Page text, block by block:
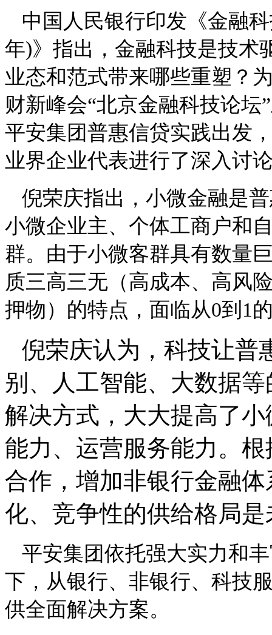
中国人民银行印发《金融
年)》指出，金融科技是技术
业态和范式带来哪些重塑？
财新峰会“北京金融科技论
平安集团普惠信贷实践出发
业界企业代表进行了深入讨
倪荣庆指出，小微金融是
小微企业主、个体工商户和
群。由于小微客群具有数量
质三高三无（高成本、高风
押物）的特点，面临从0到1
倪荣庆认为，科技让普
别、人工智能、大数据
解决方式，大大提高了
能力、运营服务能力。
合作，增加非银行金融
化、竞争性的供给格局
平安集团依托强大实力和
下，从银行、非银行、科技
供全面解决方案。